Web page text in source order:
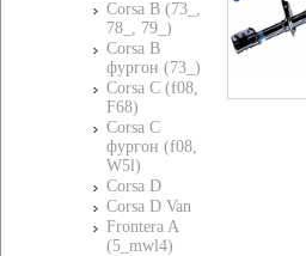
Corsa B (73_,
78_, 79_)
Corsa B
фургон (73_)
Corsa C (f08,
F68)
Corsa C
фургон (f08,
W5l)
Corsa D
Corsa D Van
Frontera A
(5_mwl4)